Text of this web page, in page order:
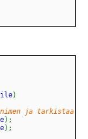
)
ja tarkistaa
) ;
) ;